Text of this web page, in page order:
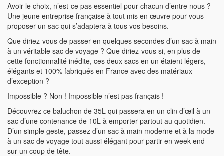
Avoir le choix, n’est-ce pas essentiel pour chacun d’entre nous ?
Une jeune entreprise française à tout mis en œuvre pour vous
proposer un sac qui s’adaptera à tous vos besoins.
Que diriez-vous de passer en quelques secondes d’un sac à main
à un véritable sac de voyage ? Que diriez-vous si, en plus de
cette fonctionnalité inédite, ces deux sacs en un étaient légers,
élégants et 100% fabriqués en France avec des matériaux
d’exception ?
Impossible ? Non ! Impossible n’est pas français !
Découvrez ce baluchon de 35L qui passera en un clin d’œil à un
sac d’une contenance de 10L à emporter partout au quotidien.
D’un simple geste, passez d’un sac à main moderne et à la mode
à un sac de voyage tout aussi élégant pour partir en week-end
sur un coup de tête.